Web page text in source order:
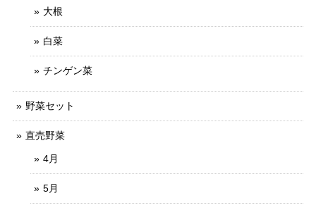
大根
白菜
チンゲン菜
野菜セット
直売野菜
4月
5月